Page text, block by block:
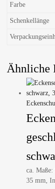
Farbe
Schenkellänge
Ähnliche
ca. Maße:
35 mm,